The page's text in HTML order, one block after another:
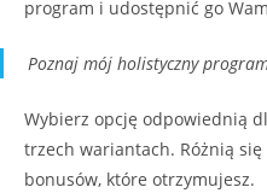
program i udostępnić go
Poznaj mój holistyczny
Wybierz opcję odpowiednią
trzech wariantach. Różnią
bonusów, które otrzymujesz.